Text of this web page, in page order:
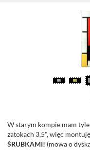
W starym kompie mam
zatokach 3,5", więc
ŚRUBKAMI! (mowa o